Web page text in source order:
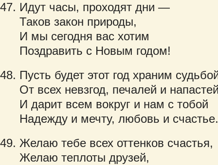
Идут часы, проходят дни —
Таков закон природы,
И мы сегодня вас хотим
Поздравить с Новым годом!
Пусть будет этот год храним
От всех невзгод, печалей и
И дарит всем вокруг и нам с тобой
Надежду и мечту, любовь и счастье.
Желаю тебе всех оттенков счастья,
Желаю теплоты друзей,